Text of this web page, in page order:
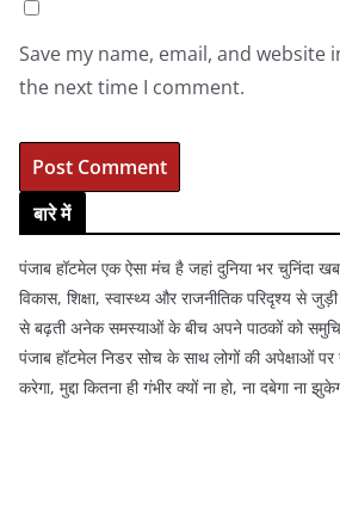
Save my name, email, and
the next time I comment.
बारे में
पंजाब हॉटमेल एक ऐसा मंच है जहां दुनिया भर चुनिंदा
विकास, शिक्षा, स्वास्थ्य और राजनीतिक परिदृश्य से
से बढ़ती अनेक समस्याओं के बीच अपने पाठकों को
पंजाब हॉटमेल निडर सोच के साथ लोगों की अपेक्षाओं
करेगा, मुद्दा कितना ही गंभीर क्यों ना हो, ना दबेगा ना